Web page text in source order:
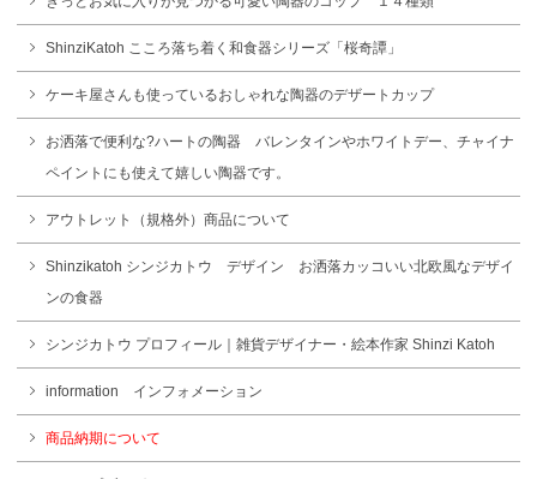
ShinziKatoh こころ落ち着く和食器シリーズ「桜奇譚」
ケーキ屋さんも使っているおしゃれな陶器のデザートカップ
お洒落で便利な?ハートの陶器 バレンタインやホワイトデー、チャイナ
ペイントにも使えて嬉しい陶器です。
アウトレット（規格外）商品について
Shinzikatoh シンジカトウ デザイン お洒落カッコいい北欧風なデザイ
ンの食器
シンジカトウ プロフィール｜雑貨デザイナー・絵本作家 Shinzi Katoh
information インフォメーション
商品納期について